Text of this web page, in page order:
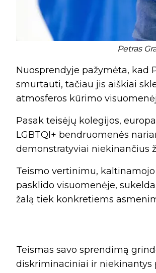
Petras
Nuosprendyje pažymėta, kad
smurtauti, tačiau jis aiškiai
atmosferos kūrimo
Pasak teisėjų kolegijos,
LGBTQI+ bendruomenės
demonstratyviai niekinančius
Teismo vertinimu,
pasklido visuomenėje,
žalą tiek konkretiems
Teismas savo sprendimą
diskriminaciniai ir niekinantys